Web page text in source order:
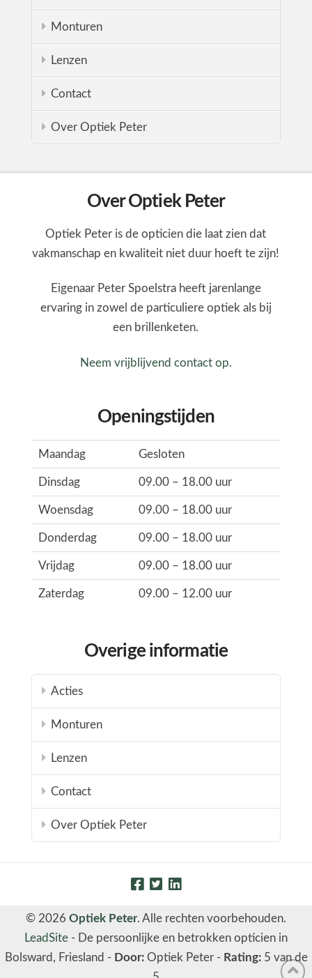
Monturen
Lenzen
Contact
Over Optiek Peter
Over Optiek Peter
Optiek Peter is de opticien die laat zien dat
vakmanschap en kwaliteit niet duur hoeft te zijn!
Eigenaar Peter Spoelstra heeft jarenlange
ervaring in zowel de particuliere optiek als bij
een brillenketen.
Neem vrijblijvend contact op.
Openingstijden
Maandag Gesloten
Dinsdag 09.00 – 18.00 uur
Woensdag 09.00 – 18.00 uur
Donderdag 09.00 – 18.00 uur
Vrijdag 09.00 – 18.00 uur
Zaterdag 09.00 – 12.00 uur
Overige informatie
Acties
Monturen
Lenzen
Contact
Over Optiek Peter
© 2026 Optiek Peter. Alle rechten voorbehouden.
LeadSite - De persoonlijke en betrokken opticien in
Bolsward, Friesland - Door: Optiek Peter- Rating: 5 van de